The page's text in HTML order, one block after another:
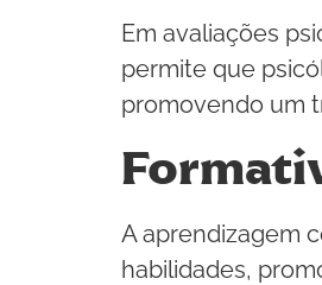
Em avaliações
permite que
promovendo um
A aprendizagem
habilidades,